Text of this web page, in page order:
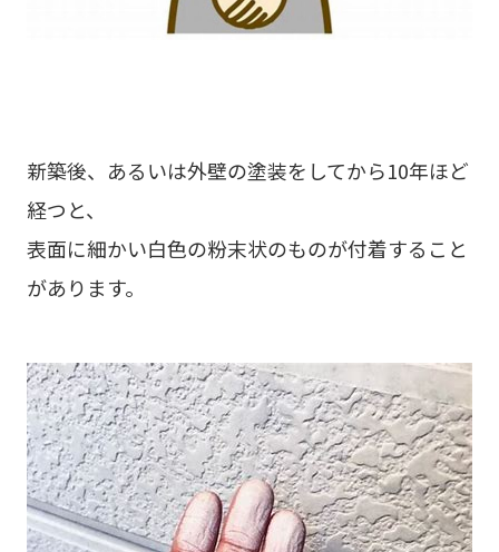
新築後、あるいは外壁の塗装をしてから10年ほど
経つと、
表面に細かい白色の粉末状のものが付着すること
があります。